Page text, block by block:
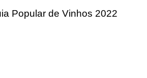
Popular de Vinhos 2022